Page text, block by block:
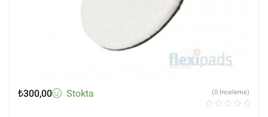
₺300,00 Stokta (0 İnceleme)